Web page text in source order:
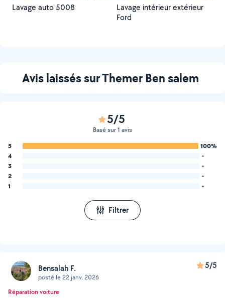
Lavage auto 5008
Lavage intérieur extérieur
Ford
Avis laissés sur Themer Ben salem
5/5
Basé sur 1 avis
5
100%
4
-
3
-
2
-
1
-
Filtrer
Bensalah F.
posté le 22 janv. 2026
5/5
Réparation voiture